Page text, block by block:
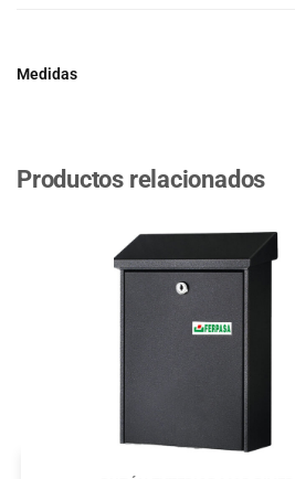
Medidas
Productos relacionados